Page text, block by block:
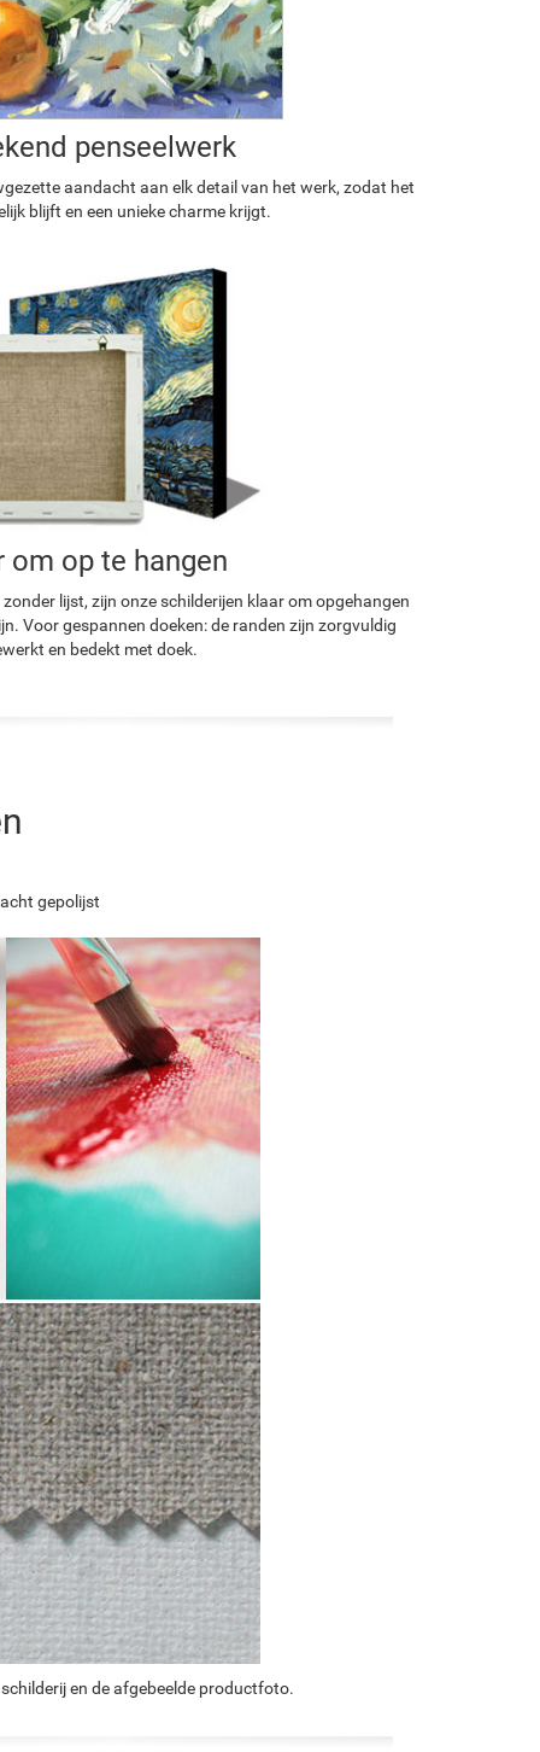
penseelwerk
aandacht aan elk detail van het werk, zodat het
blijft en een unieke charme krijgt.
om op te hangen
lijst, zijn onze schilderijen klaar om opgehangen
Voor gespannen doeken: de randen zijn zorgvuldig
en bedekt met doek.
gepolijst
en de afgebeelde productfoto.